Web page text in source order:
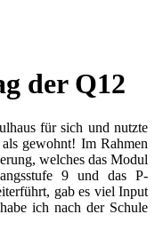
der Q12
für sich und nutzte
gewohnt! Im Rahmen
welches das Modul
9 und das P-
gab es viel Input
ich nach der Schule